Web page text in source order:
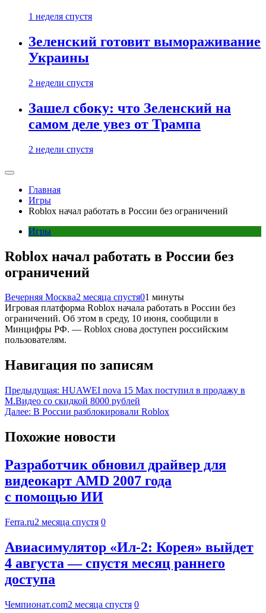
1 неделя спустя
Зеленский готовит вымораживание
Украины
2 недели спустя
Зашел сбоку: что Зеленский на
самом деле увез от Трампа
2 недели спустя
Главная
Игры
Roblox начал работать в России без ограничений
Игры
Roblox начал работать в России без
ограничений
Вечерняя Москва2 месяца спустя01 минуты
Игровая платформа Roblox начала работать в России без
ограничений. Об этом в среду, 10 июня, сообщили в
Минцифры РФ. — Roblox снова доступен российским
пользователям.
Навигация по записям
Предыдущая: HUAWEI nova 15 Max поступил в продажу в
М.Видео со скидкой 8000 рублей
Далее: В России разблокировали Roblox
Похожие новости
Разработчик обновил драйвер для
видеокарт AMD 2007 года
с помощью ИИ
Ferra.ru2 месяца спустя 0
Авиасимулятор «Ил-2: Корея» выйдет
4 августа — спустя месяц раннего
доступа
Чемпионат.com2 месяца спустя 0